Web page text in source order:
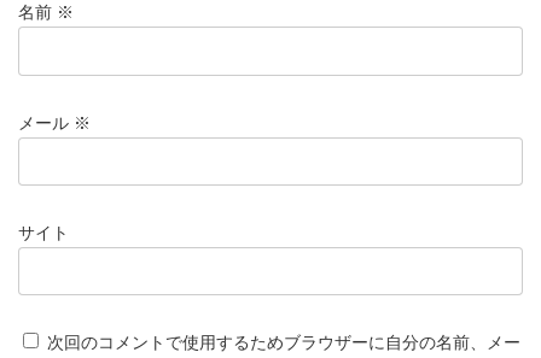
名前 ※
メール ※
サイト
次回のコメントで使用するためブラウザーに自分の名前、メー